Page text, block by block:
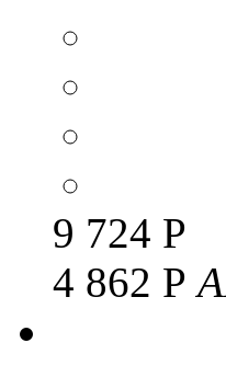
9 724 Р
4 862 Р